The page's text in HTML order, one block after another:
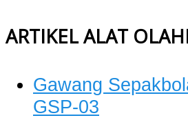
ARTIKEL ALAT
Gawang
GSP-03